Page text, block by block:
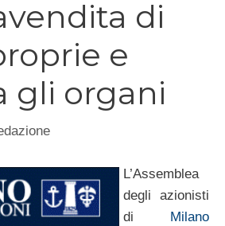
di
e
gli organi
L’Assemblea
degli azionisti
di
Milano